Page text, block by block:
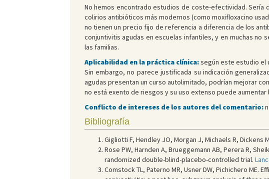
No hemos encontrado estudios de coste-efectividad.
colirios antibióticos más modernos (como moxifloxacino
no tienen un precio fijo de referencia a diferencia de los
conjuntivitis agudas en escuelas infantiles, y en muchas no
las familias.
Aplicabilidad en la práctica clínica:según este estudio el
Sin embargo, no parece justificada su indicación
agudas presentan un curso autolimitado, podrían mejorar
no está exento de riesgos y su uso extenso puede
Conflicto de intereses de los autores del comentario:
Bibliografía
Gigliotti F, Hendley JO, Morgan J, Michaels R,
Rose PW, Harnden A, Brueggemann AB, Perera R,
randomized double-blind-placebo-controlled trial.
Comstock TL, Paterno MR, Usner DW, Pichichero